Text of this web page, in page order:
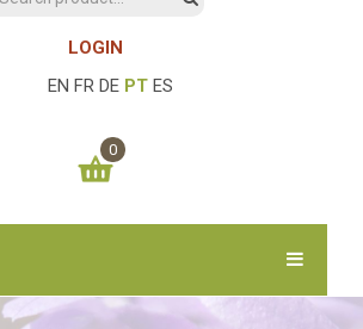
LOGIN
EN FR DE PT ES
0
items in your shopping cart
0.00€